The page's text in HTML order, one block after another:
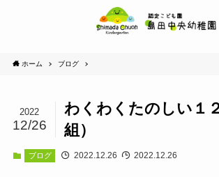
ホーム ブログ
わくわくたのしい１
組）
2022
12/26
ブログ 2022.12.26 2022.12.26